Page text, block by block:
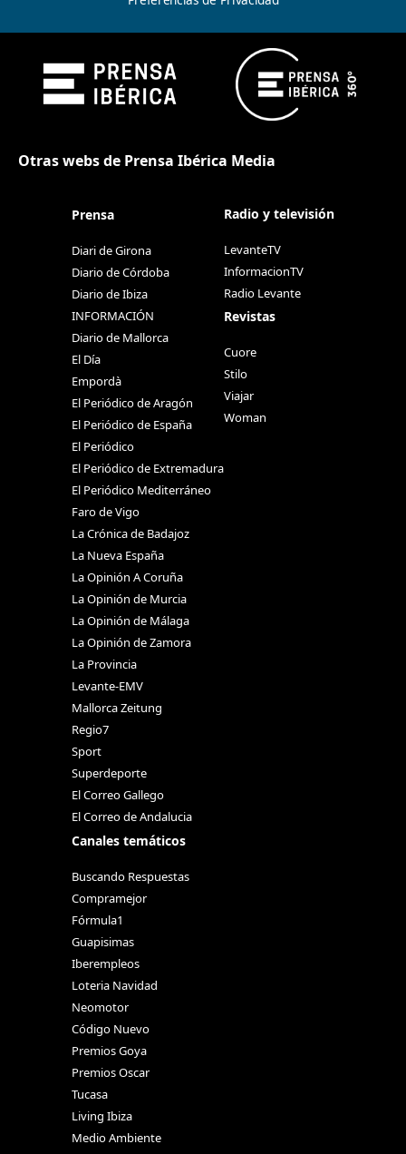
Otras webs de Prensa Ibérica Media
Prensa
Diari de Girona
Diario de Córdoba
Diario de Ibiza
INFORMACIÓN
Diario de Mallorca
El Día
Empordà
El Periódico de Aragón
El Periódico de España
El Periódico
El Periódico de Extremadura
El Periódico Mediterráneo
Faro de Vigo
La Crónica de Badajoz
La Nueva España
La Opinión A Coruña
La Opinión de Murcia
La Opinión de Málaga
La Opinión de Zamora
La Provincia
Levante-EMV
Mallorca Zeitung
Regio7
Sport
Superdeporte
El Correo Gallego
El Correo de Andalucia
Canales temáticos
Buscando Respuestas
Compramejor
Fórmula1
Guapisimas
Iberempleos
Loteria Navidad
Neomotor
Código Nuevo
Premios Goya
Premios Oscar
Tucasa
Living Ibiza
Medio Ambiente
Radio y televisión
LevanteTV
InformacionTV
Radio Levante
Revistas
Cuore
Stilo
Viajar
Woman